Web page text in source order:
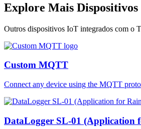
Explore Mais Dispositivos
Outros dispositivos IoT integrados com o
Custom MQTT
Connect any device using the MQTT
DataLogger SL-01 (Application